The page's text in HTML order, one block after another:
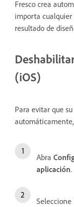
Fresco crea
importa
resultado de
(iOS)
Para evitar que
Abra
aplicación.
Seleccione